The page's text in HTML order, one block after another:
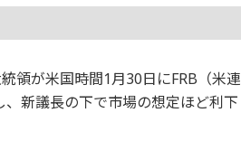
領が米国時間1月30日にFRB（米連
新議長の下で市場の想定ほど利下